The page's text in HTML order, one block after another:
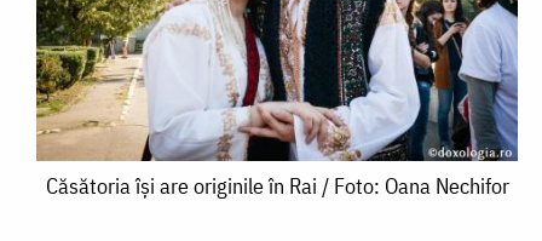
Căsătoria
Căsătoria își are originile în Rai / Foto: Oana Nechifor